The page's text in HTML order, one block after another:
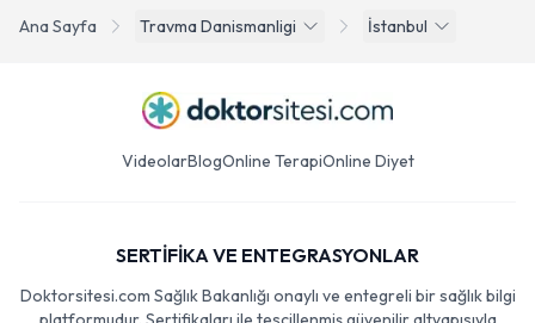
Ana Sayfa Travma Danismanligi İstanbul
VideolarBlogOnline TerapiOnline Diyet
SERTİFİKA VE ENTEGRASYONLAR
Doktorsitesi.com Sağlık Bakanlığı onaylı ve entegreli bir sağlık bilgi